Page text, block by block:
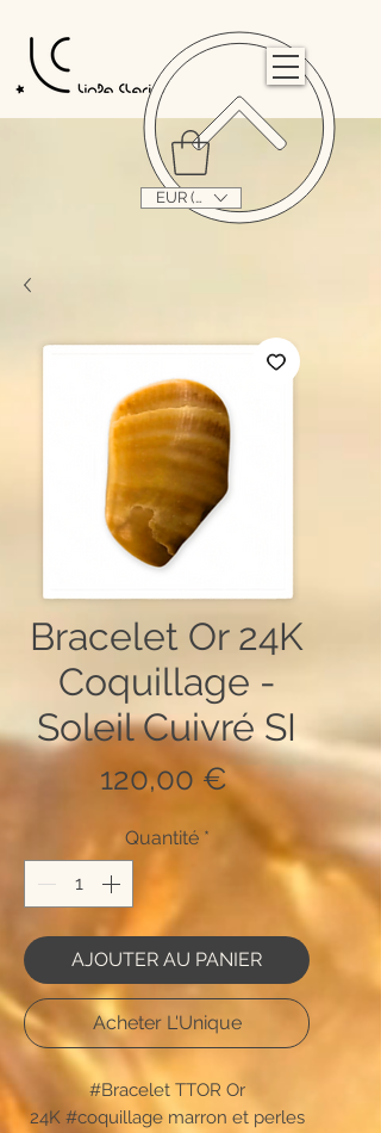
EUR (€)
Bracelet Or 24K
Coquillage -
Soleil Cuivré SI
120,00 €Prix
Quantité *
AJOUTER AU PANIER
Acheter L'Unique
#Bracelet TTOR Or
24K #coquillage marron et perles